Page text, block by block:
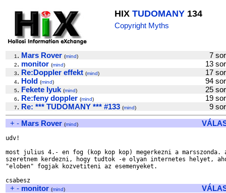
HIX TUDOMANY 134
Copyright Myths
1 . Mars Rover (mind) 7
2. monitor (mind) 13
3. Re:Doppler effekt (mind) 17
4. Hold (mind) 94
5. Fekete lyuk (mind) 25
6. Re:feny doppler (mind) 19
7. Re: *** TUDOMANY *** #133 (mind)
9
+ - Mars Rover (mind)
udv!
most julius 4.- en fog (kop kop kop) megerkezni a marsszonda.
szeretnem kerdezni, hogy tudtok -e olyan internetes helyet,
"eloben" fogjak kozvetiteni az esemenyeket.
+ - monitor (mind)